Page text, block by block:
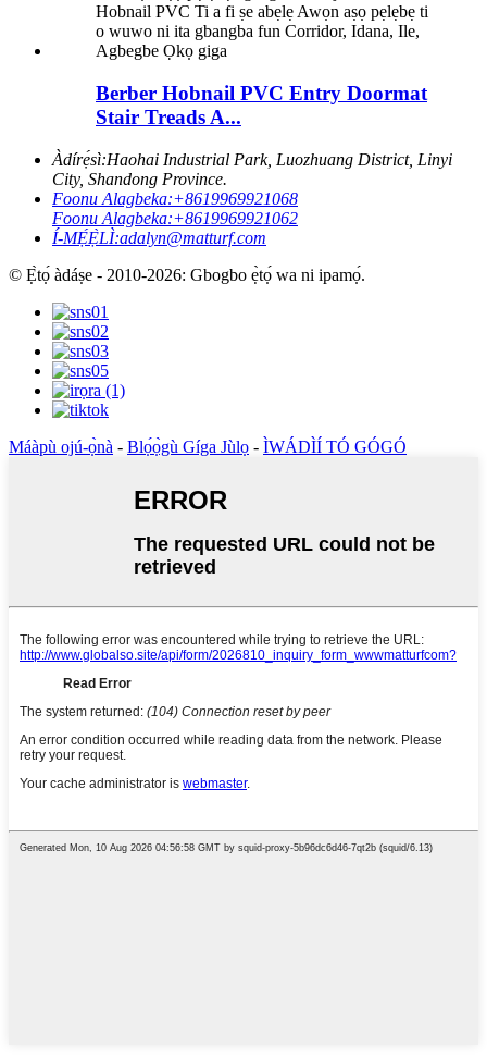
Berber Hobnail PVC Entry Doormat
Stair Treads A...
Àdírẹ́sì:Haohai Industrial Park, Luozhuang District, Linyi
City, Shandong Province.
Foonu Alagbeka:+8619969921068
Foonu Alagbeka:+8619969921062
Í-MẸ́Ẹ̀LÌ:adalyn@matturf.com
© Ẹ̀tọ́ àdáṣe - 2010-2026: Gbogbo ẹ̀tọ́ wa ni ipamọ́.
Máàpù ojú-ọ̀nà - Blọ́ọ̀gù Gíga Jùlọ - ÌWÁDÌÍ TÓ GÓGÓ